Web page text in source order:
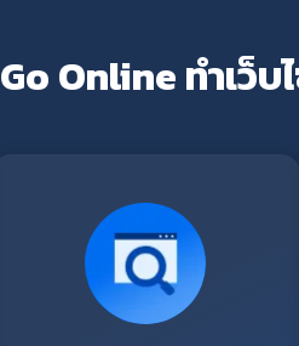
Go Online ทำเว็บ